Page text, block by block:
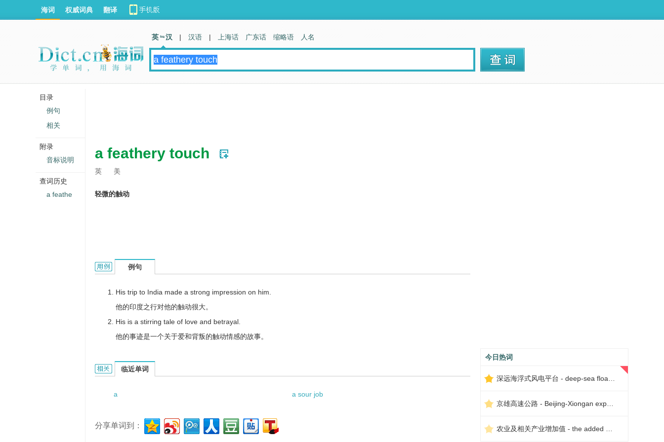
a feathery touch
英 美
轻微的触动
a feathery touch的用法和样例：
例句
His trip to India made a strong impression on him.
他的印度之行对他的触动很大。
His is a stirring tale of love and betrayal.
他的事迹是一个关于爱和背叛的触动情感的故事。
a feathery touch的相关资料：
临近单词
a a sour job
分享单词到：
今日热词
海词 权威词典 翻译
英 汉 | 汉语 | 上海话 广东话 缩略语 人名
目录
例句
相关
附录
音标说明
查词历史
a feathe